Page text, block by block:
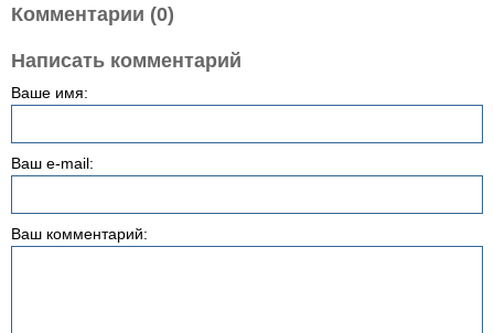
Комментарии (0)
Написать комментарий
Ваше имя:
Ваш e-mail:
Ваш комментарий: